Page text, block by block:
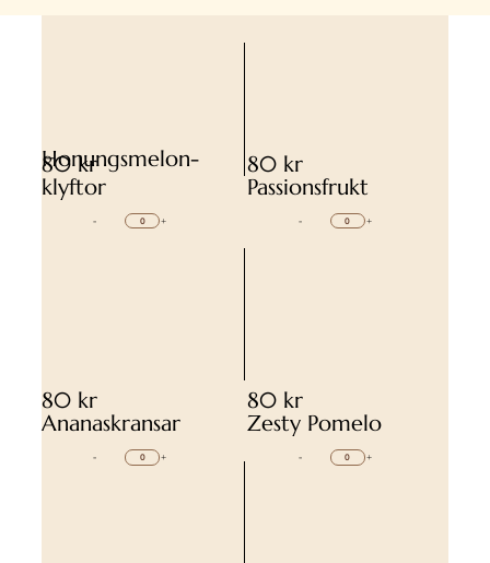
80 kr
Honungsmelon-
klyftor
- +
80 kr
Passionsfrukt
- +
80 kr
Ananaskransar
- +
80 kr
Zesty Pomelo
- +